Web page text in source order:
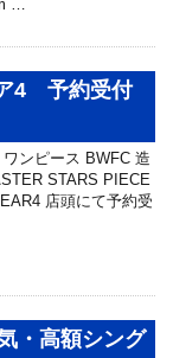
…
4 予約受付
ンピース BWFC 造
STARS PIECE
店頭にて予約受
・高額シング